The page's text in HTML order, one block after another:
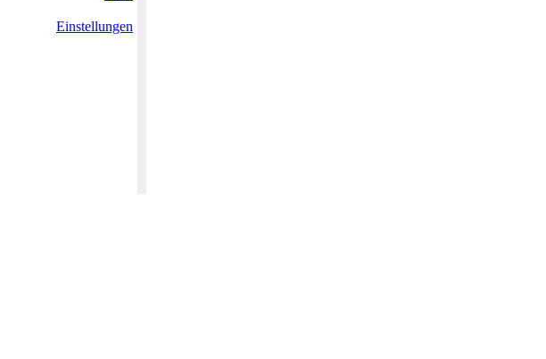
Einstellungen